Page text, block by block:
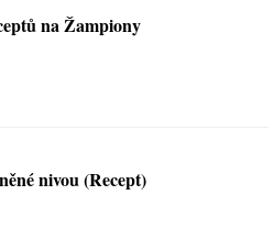
na Žampiony
nivou (Recept)